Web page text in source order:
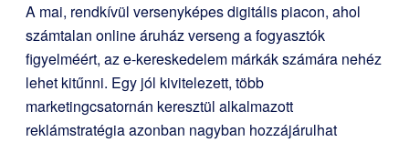
A mai, rendkívül versenyképes digitális piacon, ahol
számtalan online áruház verseng a fogyasztók
figyelméért, az e-kereskedelem márkák számára nehéz
lehet kitűnni. Egy jól kivitelezett, több
marketingcsatornán keresztül alkalmazott
reklámstratégia azonban nagyban hozzájárulhat